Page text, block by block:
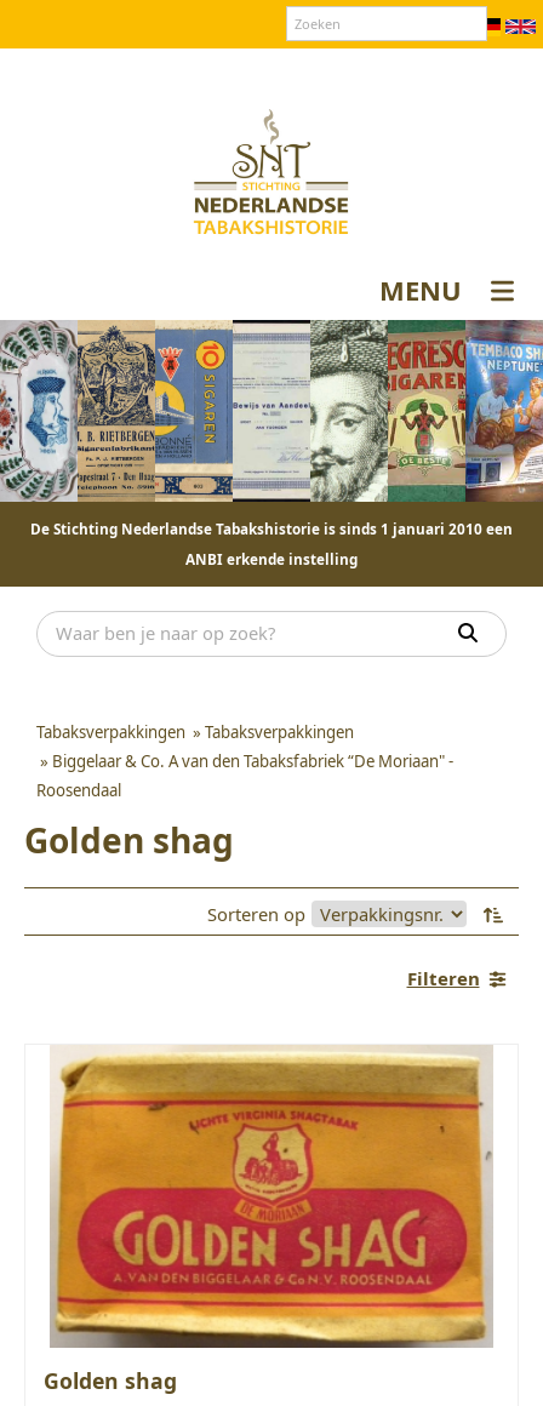
MENU
De Stichting Nederlandse Tabakshistorie is sinds 1 januari 2010 een
ANBI erkende instelling
Tabaksverpakkingen » Tabaksverpakkingen
» Biggelaar & Co. A van den Tabaksfabriek “De Moriaan" -
Roosendaal
Golden shag
Sorteren op
Filteren
Golden shag